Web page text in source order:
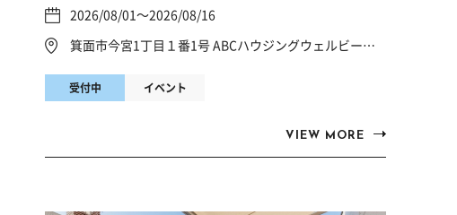
2026/08/01～2026/08/16
箕面市今宮1丁目１番1号 ABCハウジングウェルビーみのお
受付中 イベント
VIEW MORE